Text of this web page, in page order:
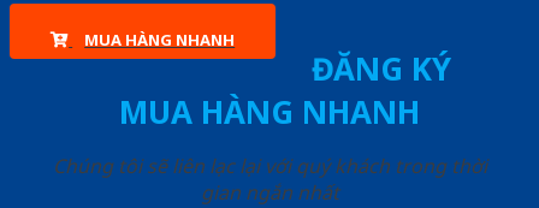
MUA HÀNG NHANH
ĐĂNG KÝ
MUA HÀNG NHANH
Chúng tôi sẽ liên lạc lại với quý khách trong thời
gian ngắn nhất